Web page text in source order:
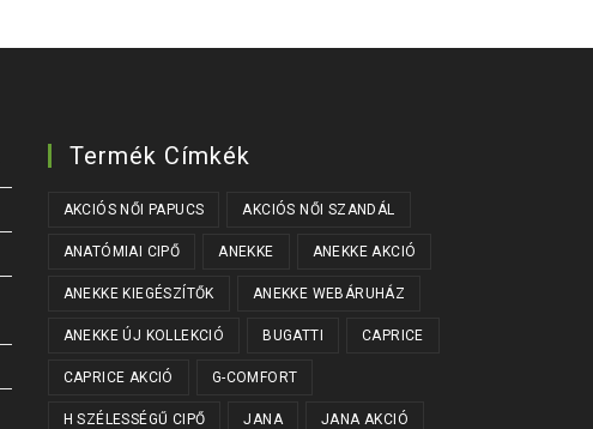
Termék Címkék
AKCIÓS NŐI PAPUCS AKCIÓS NŐI SZANDÁL
ANATÓMIAI CIPŐ ANEKKE ANEKKE AKCIÓ
ANEKKE KIEGÉSZÍTŐK ANEKKE WEBÁRUHÁZ
ANEKKE ÚJ KOLLEKCIÓ BUGATTI CAPRICE
CAPRICE AKCIÓ G-COMFORT
H SZÉLESSÉGŰ CIPŐ JANA JANA AKCIÓ